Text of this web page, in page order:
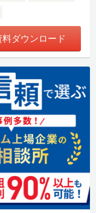
料ダウンロード